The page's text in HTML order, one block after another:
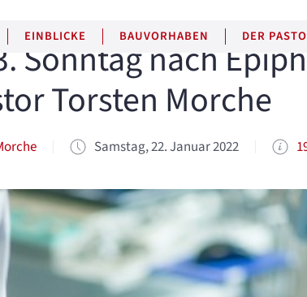
EINBLICKE BAUVORHABEN DER
Sonntag nach
Torsten Morche
Samstag, 22. Januar 2022